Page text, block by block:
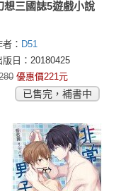
想三國誌5遊戲小說
者： D51
版日：20180425
優惠價221元
已售完，補書中